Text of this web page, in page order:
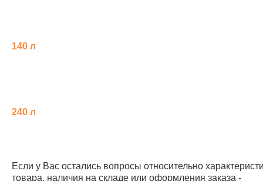
140 л
240 л
Если у Вас остались вопросы относительно
товара, наличия на складе или оформления заказа -